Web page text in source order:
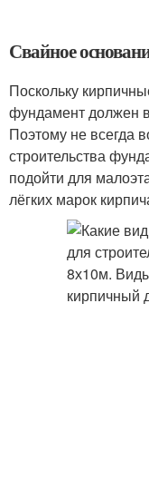
Свайное
Поскольку
фундамент должен
Поэтому не всегда
строительства
подойти для
лёгких марок